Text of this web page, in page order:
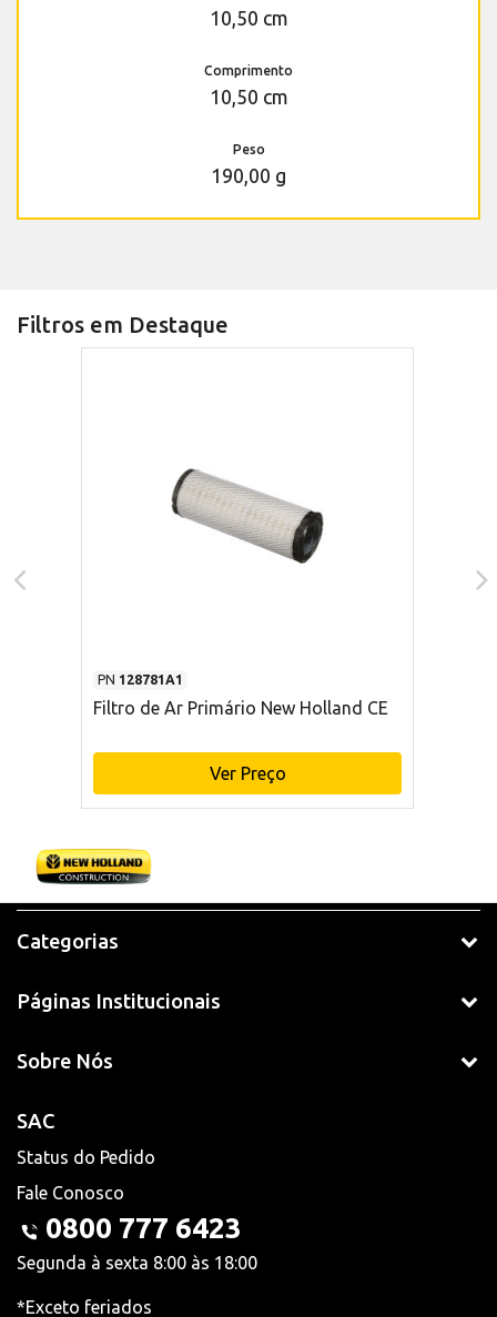
10,50 cm
Comprimento
10,50 cm
Peso
190,00 g
Filtros em Destaque
PN 128781A1
Filtro de Ar Primário New Holland CE
Ver Preço
Categorias
Páginas Institucionais
Sobre Nós
SAC
Status do Pedido
Fale Conosco
0800 777 6423
Segunda à sexta 8:00 às 18:00
*Exceto feriados